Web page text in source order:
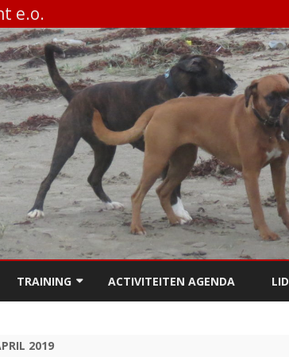
e.o.
TRAINING
BEHENDIGHEID / AGILITY
ACTIVITEITEN AGENDA
2019